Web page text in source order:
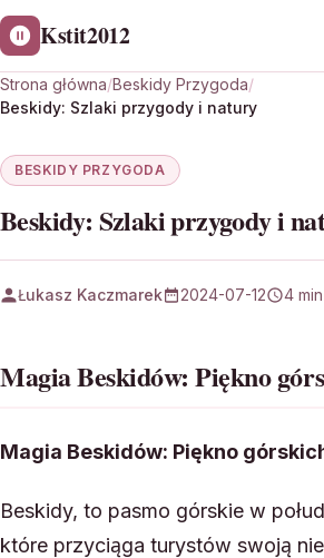
Kstit2012
Strona główna/Beskidy Przygoda/
Beskidy: Szlaki przygody i natury
BESKIDY PRZYGODA
Beskidy: Szlaki przygody i
Łukasz Kaczmarek 2024-07-12 4
Magia Beskidów: Piękno
Magia Beskidów: Piękno
Beskidy, to pasmo górskie w
które przyciąga turystów swoją